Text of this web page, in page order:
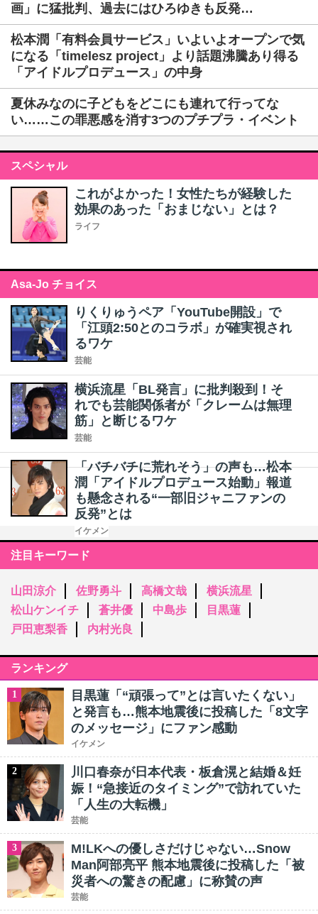
画」に猛批判、過去にはひろゆきも反発…
松本潤「有料会員サービス」いよいよオープンで気
になる「timelesz project」より話題沸騰あり得る
「アイドルプロデュース」の中身
夏休みなのに子どもをどこにも連れて行ってな
い……この罪悪感を消す3つのプチプラ・イベント
スペシャル
これがよかった！女性たちが経験した
効果のあった「おまじない」とは？
ライフ
Asa-Jo チョイス
りくりゅうペア「YouTube開設」で
「江頭2:50とのコラボ」が確実視され
るワケ
芸能
横浜流星「BL発言」に批判殺到！そ
れでも芸能関係者が「クレームは無理
筋」と断じるワケ
芸能
「バチバチに荒れそう」の声も…松本
潤「アイドルプロデュース始動」報道
も懸念される“一部旧ジャニファンの
反発”とは
イケメン
注目キーワード
山田涼介 佐野勇斗 高橋文哉
横浜流星
松山ケンイチ
蒼井優 中島歩
目黒蓮
戸田恵梨香
内村光良
ランキング
1
目黒蓮「“頑張って”とは言いたくない」
と発言も…熊本地震後に投稿した「8文字
のメッセージ」にファン感動
イケメン
2
川口春奈が日本代表・板倉滉と結婚＆妊
娠！“急接近のタイミング”で訪れていた
「人生の大転機」
芸能
3
M!LKへの優しさだけじゃない…Snow
Man阿部亮平 熊本地震後に投稿した「被
災者への驚きの配慮」に称賛の声
芸能